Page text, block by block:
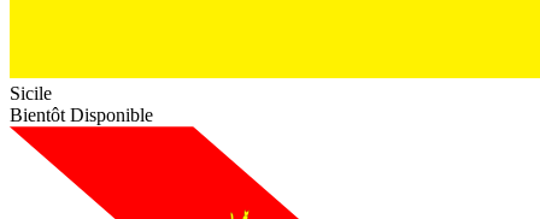
Sicile
Bientôt Disponible